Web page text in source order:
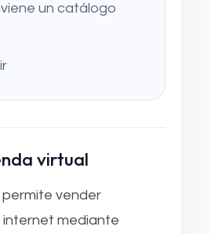
un catálogo
virtual
vender
mediante